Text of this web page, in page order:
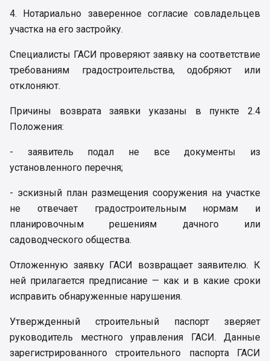
4. Нотариально заверенное согласие совладельцев
участка на его застройку.
Специалисты ГАСИ проверяют заявку на соответствие
требованиям градостроительства, одобряют или
отклоняют.
Причины возврата заявки указаны в пункте 2.4
Положения:
- заявитель подал не все документы из
установленного перечня;
- эскизный план размещения сооружения на участке
не отвечает градостроительным нормам и
планировочным решениям дачного или
садоводческого общества.
Отложенную заявку ГАСИ возвращает заявителю. К
ней прилагается предписание — как и в какие сроки
исправить обнаруженные нарушения.
Утвержденный строительный паспорт зверяет
руководитель местного управления ГАСИ. Данные
зарегистрированного строительного паспорта ГАСИ